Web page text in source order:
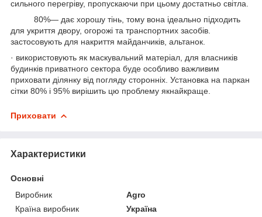
сильного перегріву, пропускаючи при цьому достатньо світла.
80%— дає хорошу тінь, тому вона ідеально підходить
для укриття двору, огорожі та транспортних засобів.
застосовують для накриття майданчиків, альтанок.
· використовують як маскувальний матеріал, для власників
будинків приватного сектора буде особливо важливим
приховати ділянку від погляду сторонніх. Установка на паркан
сітки 80% і 95% вирішить цю проблему якнайкраще.
Приховати
Характеристики
Основні
Виробник
Agro
Країна виробник
Україна